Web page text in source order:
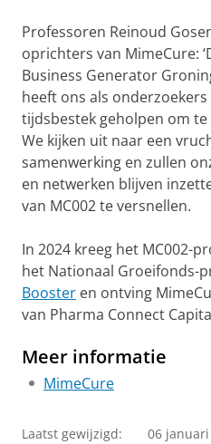
Professoren Reinoud
oprichters van MimeCure:
Business Generator
heeft ons als
tijdsbestek geholpen om
We kijken uit naar een
samenwerking en zullen
en netwerken blijven
van MC002 te versnellen.
In 2024 kreeg het MC002-
het Nationaal Groeifonds-
Booster en ontving
van Pharma Connect
Meer informatie
MimeCure
Laatst gewijzigd: 06 januari